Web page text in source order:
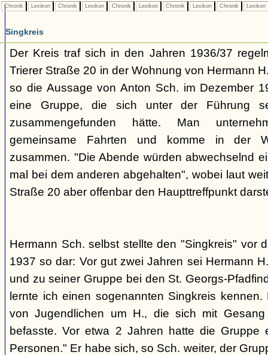
Chronik Lexikon Chronik Lexikon Chronik Lexikon Chronik Lexikon Chronik Lexikon
Singkreis
Der Kreis traf sich in den Jahren 1936/37
Trierer Straße 20 in der Wohnung von Hermann
so die Aussage von Anton Sch. im Dezember
eine Gruppe, die sich unter der Führung
zusammengefunden hätte. Man
gemeinsame Fahrten und komme in der
zusammen. "Die Abende würden abwechselnd
mal bei dem anderen abgehalten", wobei laut
Straße 20 aber offenbar den Haupttreffpunkt
Hermann Sch. selbst stellte den "Singkreis" vor
1937 so dar: Vor gut zwei Jahren sei Hermann
und zu seiner Gruppe bei den St. Georgs-
lernte ich einen sogenannten Singkreis
von Jugendlichen um H., die sich mit
befasste. Vor etwa 2 Jahren hatte die Gruppe
Personen." Er habe sich, so Sch. weiter, der